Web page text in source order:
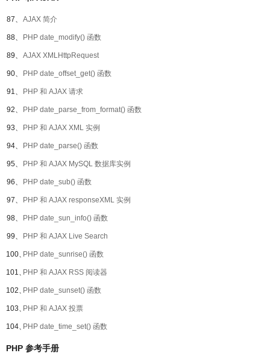
87、 AJAX 简介
88、 PHP date_modify() 函数
89、 AJAX XMLHttpRequest
90、 PHP date_offset_get() 函数
91、 PHP 和 AJAX 请求
92、 PHP date_parse_from_format() 函数
93、 PHP 和 AJAX XML 实例
94、 PHP date_parse() 函数
95、 PHP 和 AJAX MySQL 数据库实例
96、 PHP date_sub() 函数
97、 PHP 和 AJAX responseXML 实例
98、 PHP date_sun_info() 函数
99、 PHP 和 AJAX Live Search
100、PHP date_sunrise() 函数
101、PHP 和 AJAX RSS 阅读器
102、PHP date_sunset() 函数
103、PHP 和 AJAX 投票
104、PHP date_time_set() 函数
PHP 参考手册